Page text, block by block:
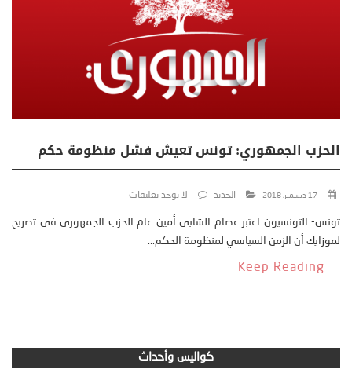
الحزب الجمهوري: تونس تعيش فشل منظومة حكم
17 ديسمبر، 2018 الجديد لا توجد تعليقات
تونس- التونسيون اعتبر عصام الشابي أمين عام الحزب الجمهوري في تصريح
لموزايك أن الزمن السياسي لمنظومة الحكم...
Keep Reading
كواليس وأحداث